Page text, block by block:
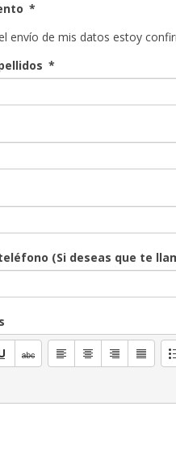
*
envío de mis datos estoy
*
(Si deseas que te